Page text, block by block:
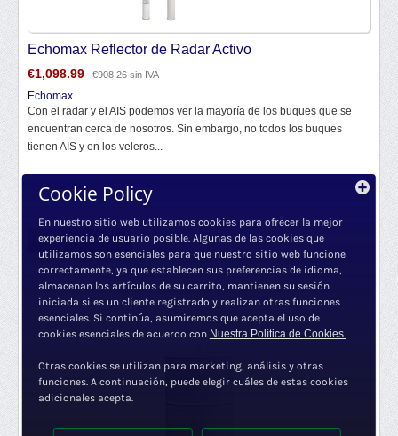
Echomax Reflector de Radar Activo
€1,098.99 €908.26 sin IVA
Echomax
Con el radar y el AIS podemos ver la mayoría de los buques que se
encuentran cerca de nosotros. Sin embargo, no todos los buques
tienen AIS y en los veleros...
Disponibilidad: 7 días
VER VARIANTES
Cookie Policy
En nuestro sitio web utilizamos cookies para ofrecer la mejor
experiencia de usuario posible. Algunas de las cookies que
utilizamos son esenciales para que nuestro sitio web funcione
correctamente, ya que establecen sus preferencias de idioma,
almacenan los artículos de su carrito, mantienen su sesión
iniciada si es un cliente registrado y realizan otras funciones
esenciales. Si continúa, asumiremos que acepta el uso de
cookies esenciales de acuerdo con Nuestra Política de Cookies.
Otras cookies se utilizan para marketing, análisis y otras
funciones. A continuación, puede elegir cuáles de estas cookies
adicionales acepta.